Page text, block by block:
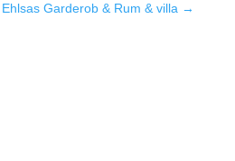
Ehlsas Garderob & Rum & villa →